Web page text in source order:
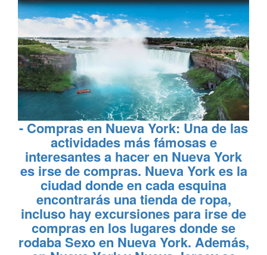
- Compras en Nueva York: Una de las
actividades más fámosas e
interesantes a hacer en Nueva York
es irse de compras. Nueva York es la
ciudad donde en cada esquina
encontrarás una tienda de ropa,
incluso hay excursiones para irse de
compras en los lugares donde se
rodaba Sexo en Nueva York. Además,